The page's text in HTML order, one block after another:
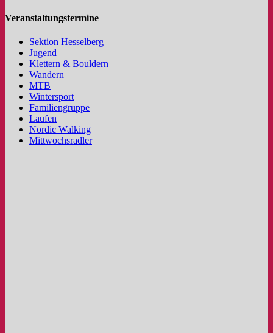
Veranstaltungstermine
Sektion Hesselberg
Jugend
Klettern & Bouldern
Wandern
MTB
Wintersport
Familiengruppe
Laufen
Nordic Walking
Mittwochsradler